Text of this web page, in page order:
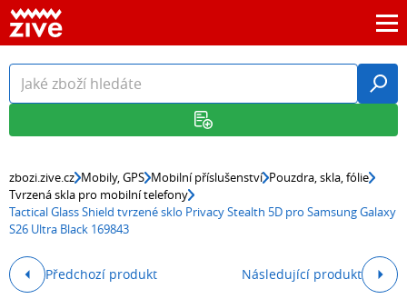
zbozi.zive.cz Mobily, GPS Mobilní příslušenství Pouzdra, skla, fólie
Tvrzená skla pro mobilní telefony
Tactical Glass Shield tvrzené sklo Privacy Stealth 5D pro Samsung Galaxy
S26 Ultra Black 169843
Předchozí produkt Následující produkt